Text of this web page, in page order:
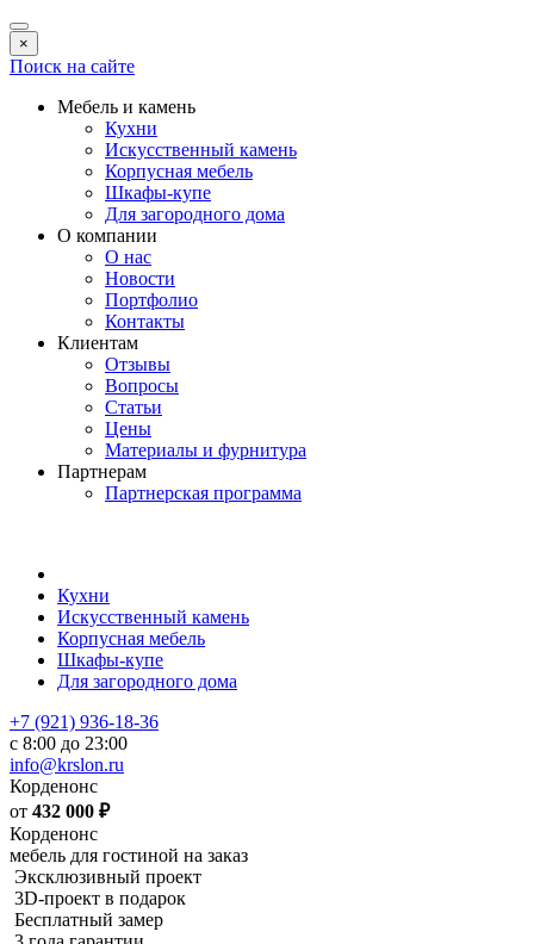
×
Поиск на сайте
Мебель и камень
Кухни
Искусственный камень
Корпусная мебель
Шкафы-купе
Для загородного дома
О компании
О нас
Новости
Портфолио
Контакты
Клиентам
Отзывы
Вопросы
Статьи
Цены
Материалы и фурнитура
Партнерам
Партнерская программа
Кухни
Искусственный камень
Корпусная мебель
Шкафы-купе
Для загородного дома
+7 (921) 936-18-36
с 8:00 до 23:00
info@krslon.ru
Корденонс
от 432 000 ₽
Корденонс
мебель для гостиной на заказ
Эксклюзивный проект
3D-проект в подарок
Бесплатный замер